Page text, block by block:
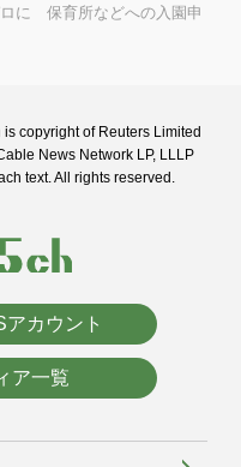
に 保育所などへの入園申
copyright of Reuters Limited
News Network LP, LLLP
text. All rights reserved.
カウント
ア一覧